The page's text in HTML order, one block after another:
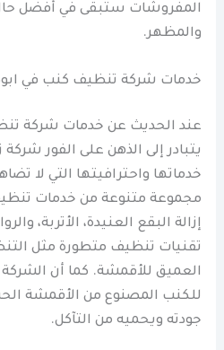
المفروشات ستبقى في أفضل
والمظهر.
خدمات شركة تنظيف كنب في
عند الحديث عن خدمات شركة
يتبادر إلى الذهن على الفور
خدماتها واحترافيتها التي لا
مجموعة متنوعة من خدمات
إزالة البقع العنيدة، الأتربة،
تقنيات تنظيف متطورة مثل
العميق للأقمشة. كما أن
للكنب المصنوع من الأقمشة
جودته ويحميه من التآكل.